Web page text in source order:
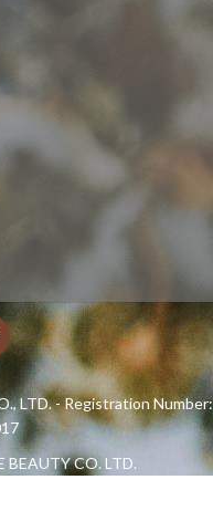
LTD. - Registration Number:
BEAUTY CO. LTD.